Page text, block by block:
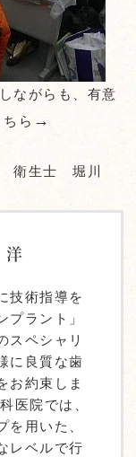
ながらも、有意
ら →
川
洋
技術指導を
プラント」
スペシャリ
に良質な歯
お約束しま
医院では、
を用いた、
レベルで行